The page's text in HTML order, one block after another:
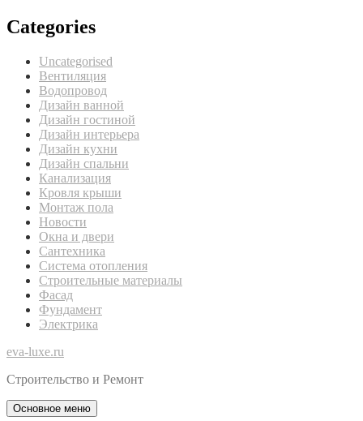
Categories
Uncategorised
Вентиляция
Водопровод
Дизайн ванной
Дизайн гостиной
Дизайн интерьера
Дизайн кухни
Дизайн спальни
Канализация
Кровля крыши
Монтаж пола
Новости
Окна и двери
Сантехника
Система отопления
Строительные материалы
Фасад
Фундамент
Электрика
eva-luxe.ru
Строительство и Ремонт
Основное меню